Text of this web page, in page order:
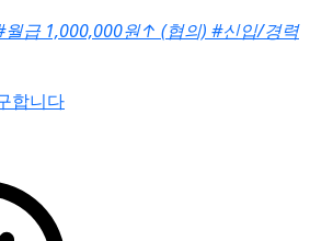
월급 1,000,000원↑ (협의) #신입/경력
합니다